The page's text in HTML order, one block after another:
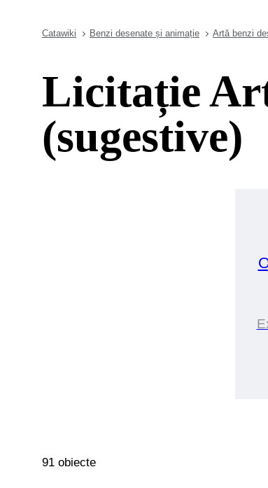
Catawiki Benzi desenate și animație Artă benzi
Licitație
(sugestive)
91 obiecte